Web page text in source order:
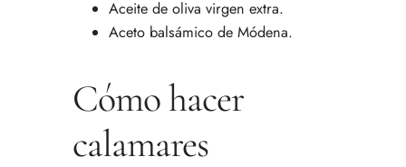
Aceite de oliva virgen extra.
Aceto balsámico de Módena.
Cómo hacer
calamares